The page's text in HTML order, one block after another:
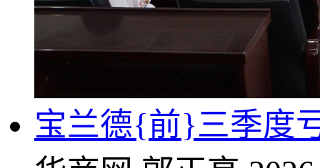
宝兰德{前}三季度